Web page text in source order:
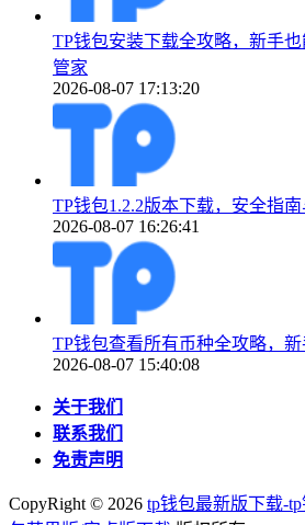
TP钱包安装下载全攻略，新手
管家
2026-08-07 17:13:20
TP钱包1.2.2版本下载，安全指
2026-08-07 16:26:41
TP钱包查看所有币种全攻略，
2026-08-07 15:40:08
关于我们
联系我们
免责声明
CopyRight © 2026 tp钱包最新版下载-